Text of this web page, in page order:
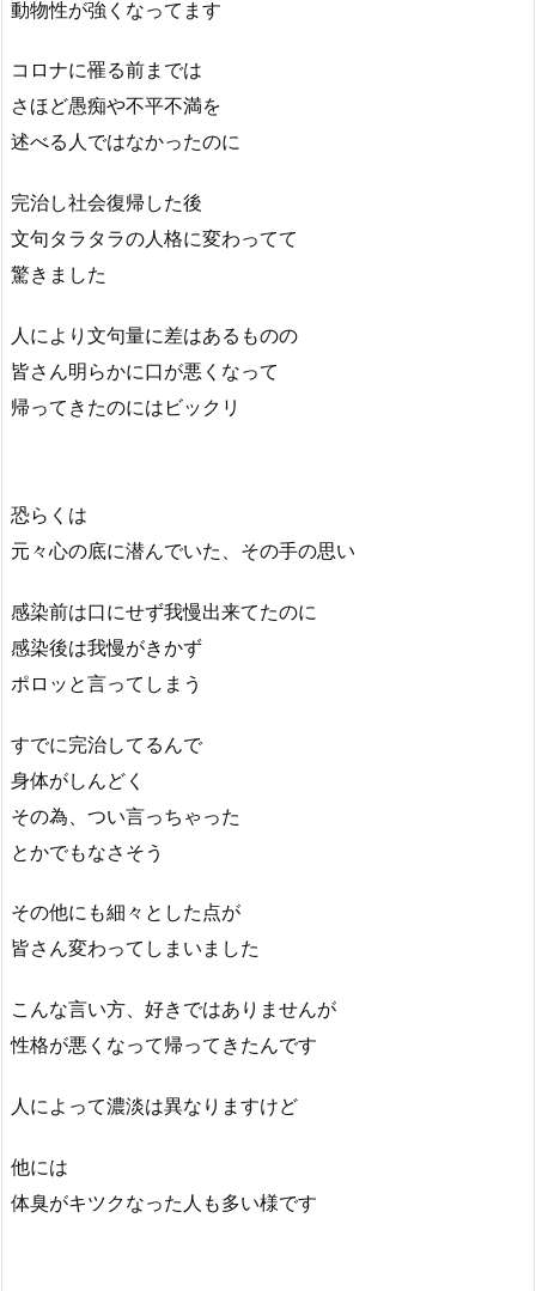
動物性が強くなってます
コロナに罹る前までは
さほど愚痴や不平不満を
述べる人ではなかったのに
完治し社会復帰した後
文句タラタラの人格に変わってて
驚きました
人により文句量に差はあるものの
皆さん明らかに口が悪くなって
帰ってきたのにはビックリ
恐らくは
元々心の底に潜んでいた、その手の思い
感染前は口にせず我慢出来てたのに
感染後は我慢がきかず
ポロッと言ってしまう
すでに完治してるんで
身体がしんどく
その為、つい言っちゃった
とかでもなさそう
その他にも細々とした点が
皆さん変わってしまいました
こんな言い方、好きではありませんが
性格が悪くなって帰ってきたんです
人によって濃淡は異なりますけど
他には
体臭がキツクなった人も多い様です